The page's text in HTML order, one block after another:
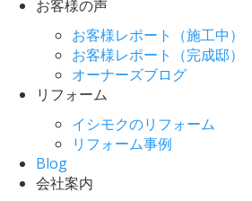
お客様の声
お客様レポート（施工中）
お客様レポート（完成邸）
オーナーズブログ
リフォーム
イシモクのリフォーム
リフォーム事例
Blog
会社案内